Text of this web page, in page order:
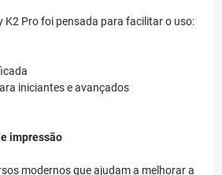
K2 Pro foi pensada para facilitar o uso:
iniciantes e avançados
impressão
modernos que ajudam a melhorar a